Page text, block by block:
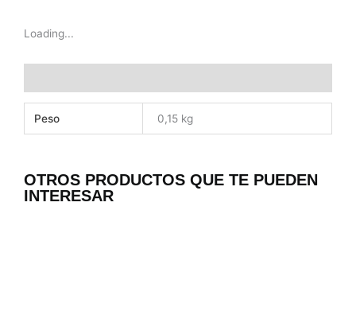
Loading...
Peso 0,15 kg
OTROS PRODUCTOS QUE TE PUEDEN
INTERESAR